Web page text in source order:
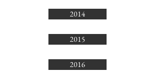
2014
2015
2016